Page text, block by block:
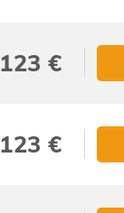
123 €
123 €